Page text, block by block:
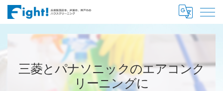
三菱とパナソニックのエアコンク
リーニングに